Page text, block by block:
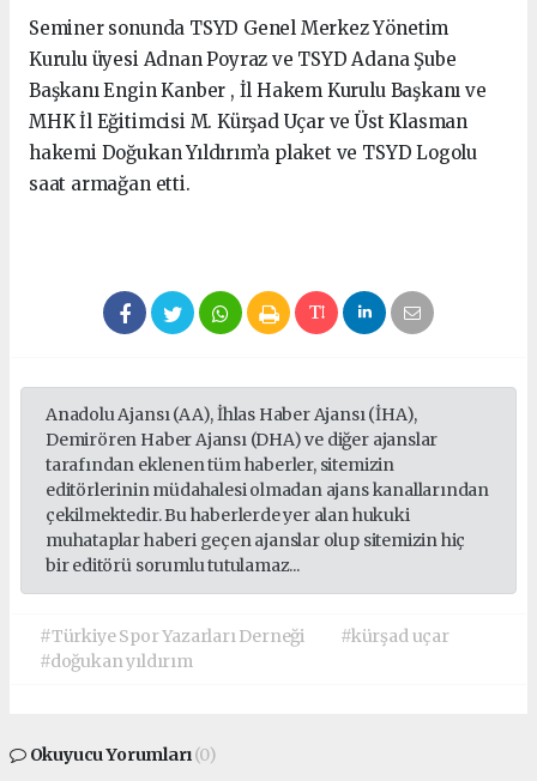
Seminer sonunda TSYD Genel Merkez Yönetim
Kurulu üyesi Adnan Poyraz ve TSYD Adana Şube
Başkanı Engin Kanber , İl Hakem Kurulu Başkanı ve
MHK İl Eğitimcisi M. Kürşad Uçar ve Üst Klasman
hakemi Doğukan Yıldırım’a plaket ve TSYD Logolu
saat armağan etti.
Anadolu Ajansı (AA), İhlas Haber Ajansı (İHA),
Demirören Haber Ajansı (DHA) ve diğer ajanslar
tarafından eklenen tüm haberler, sitemizin
editörlerinin müdahalesi olmadan ajans kanallarından
çekilmektedir. Bu haberlerde yer alan hukuki
muhataplar haberi geçen ajanslar olup sitemizin hiç
bir editörü sorumlu tutulamaz...
#Türkiye Spor Yazarları Derneği
#kürşad uçar
#doğukan yıldırım
Okuyucu Yorumları(0)